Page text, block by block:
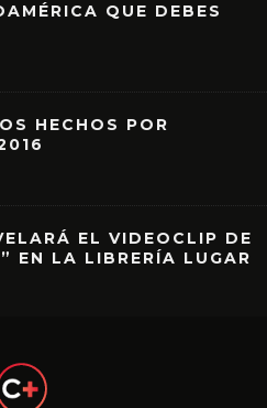
QUE DEBES
HECHOS POR
EL VIDEOCLIP DE
EN LA LIBRERÍA LUGAR